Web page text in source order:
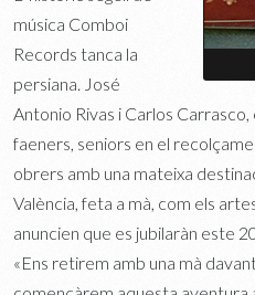
música Comboi
Records tanca la
persiana. José
Antonio Rivas i Carlos
faeners, seniors en el
obrers amb una mateixa
València, feta a mà, com els
anuncien que es jubilaràn este
«Ens retirem amb una mà